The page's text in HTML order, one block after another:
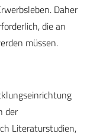
Daher
die an
müssen.
der
Literaturstudien,